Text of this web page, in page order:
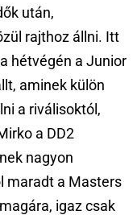
után,
rajthoz állni. Itt
hétvégén a Junior
aminek külön
a riválisoktól,
a DD2
nagyon
maradt a Masters
igaz csak